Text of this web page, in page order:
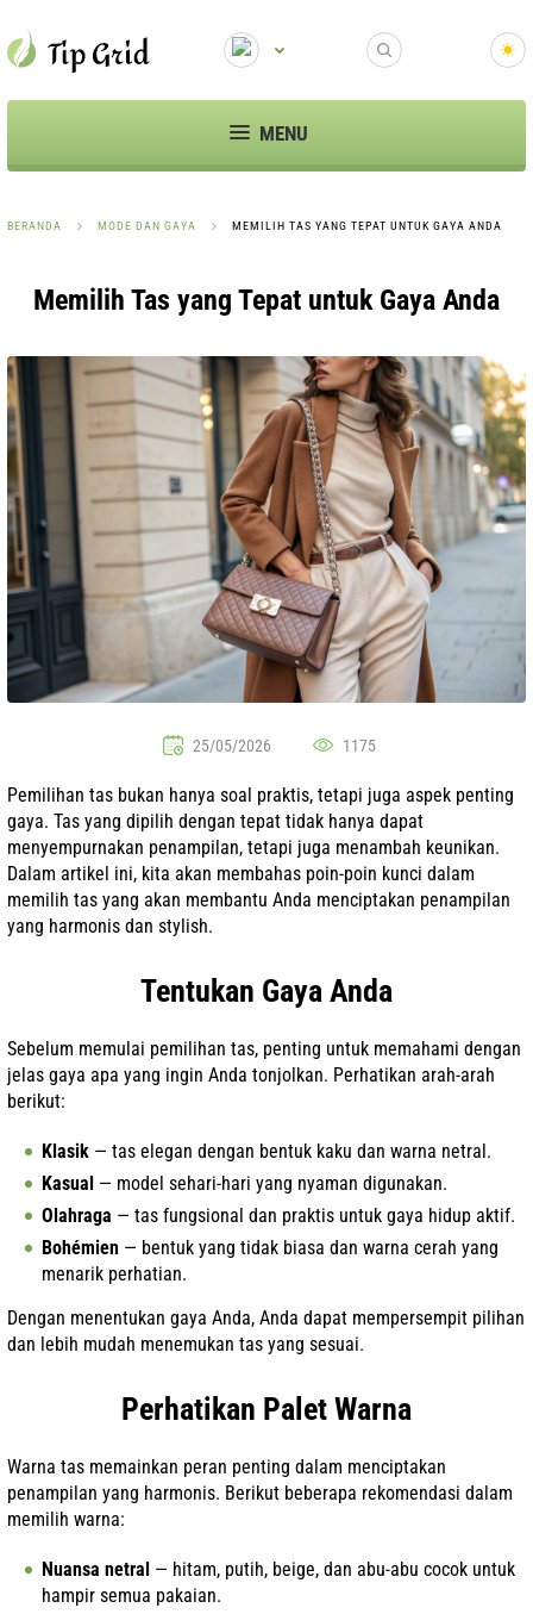
MENU
BERANDA MODE DAN GAYA MEMILIH TAS YANG TEPAT UNTUK GAYA ANDA
Memilih Tas yang Tepat untuk Gaya Anda
25/05/2026 1175
Pemilihan tas bukan hanya soal praktis, tetapi juga aspek penting
gaya. Tas yang dipilih dengan tepat tidak hanya dapat
menyempurnakan penampilan, tetapi juga menambah keunikan.
Dalam artikel ini, kita akan membahas poin-poin kunci dalam
memilih tas yang akan membantu Anda menciptakan penampilan
yang harmonis dan stylish.
Tentukan Gaya Anda
Sebelum memulai pemilihan tas, penting untuk memahami dengan
jelas gaya apa yang ingin Anda tonjolkan. Perhatikan arah-arah
berikut:
Klasik — tas elegan dengan bentuk kaku dan warna netral.
Kasual — model sehari-hari yang nyaman digunakan.
Olahraga — tas fungsional dan praktis untuk gaya hidup aktif.
Bohémien — bentuk yang tidak biasa dan warna cerah yang
menarik perhatian.
Dengan menentukan gaya Anda, Anda dapat mempersempit pilihan
dan lebih mudah menemukan tas yang sesuai.
Perhatikan Palet Warna
Warna tas memainkan peran penting dalam menciptakan
penampilan yang harmonis. Berikut beberapa rekomendasi dalam
memilih warna:
Nuansa netral — hitam, putih, beige, dan abu-abu cocok untuk
hampir semua pakaian.